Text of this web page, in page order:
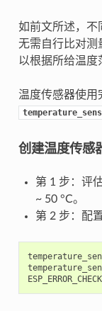
如前文所述，不
无需自行比对测
以根据所给温度
温度传感器使用
创建温度传感
第 1 步：评
~ 50 °C。
第 2 步：配
ESP_ERROR_CHECK